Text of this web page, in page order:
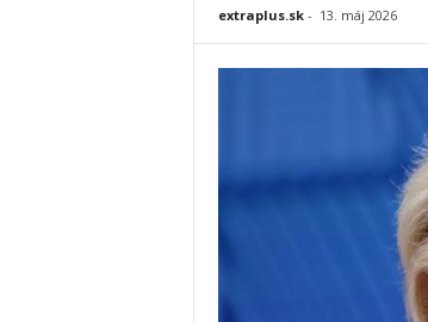
extraplus.sk- 13. máj 2026